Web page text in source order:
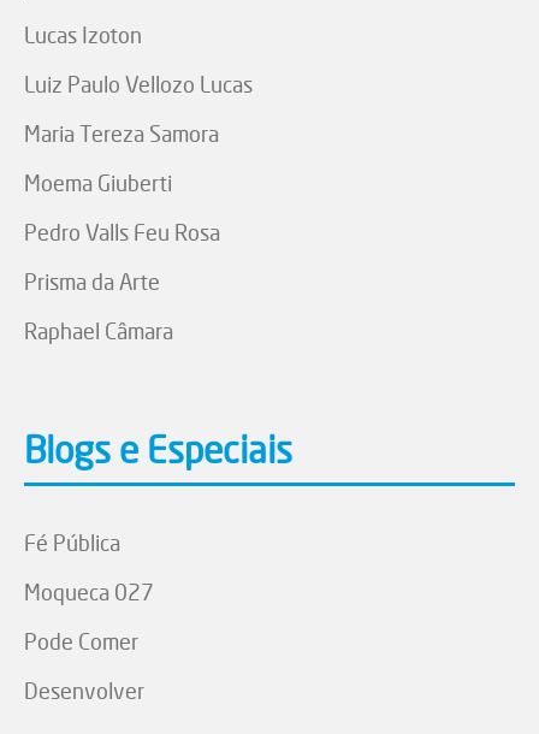
Lucas Izoton
Luiz Paulo Vellozo Lucas
Maria Tereza Samora
Moema Giuberti
Pedro Valls Feu Rosa
Prisma da Arte
Raphael Câmara
Blogs e Especiais
Fé Pública
Moqueca 027
Pode Comer
Desenvolver